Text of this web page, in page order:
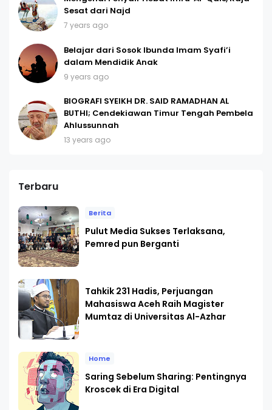
Sesat dari Najd
7 years ago
Belajar dari Sosok Ibunda Imam Syafi’i
dalam Mendidik Anak
9 years ago
BIOGRAFI SYEIKH DR. SAID RAMADHAN AL
BUTHI; Cendekiawan Timur Tengah Pembela
Ahlussunnah
13 years ago
Terbaru
Berita
Pulut Media Sukses Terlaksana,
Pemred pun Berganti
Tahkik 231 Hadis, Perjuangan
Mahasiswa Aceh Raih Magister
Mumtaz di Universitas Al-Azhar
Home
Saring Sebelum Sharing: Pentingnya
Kroscek di Era Digital